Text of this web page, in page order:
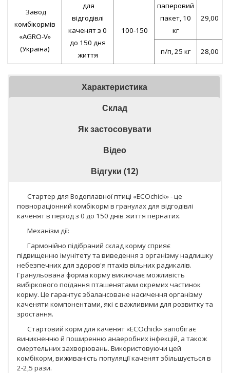
Завод
комбікормів
«AGRO-V»
(Україна)
для
відгодівлі
каченят з 0
до 150 дня
життя
100-150
паперовий
пакет, 10
кг
29,00
п/п, 25 кг 28,00
Характеристика
Склад
Як застосовувати
Відео
Відгуки (12)
Стартер для Водоплавної птиці «EСОchick» - це
повнораціонний комбікорм в гранулах для відгодівлі
каченят в період з 0 до 150 днів життя пернатих.
Механізм дії:
Гармонійно підібраний склад корму сприяє
підвищенню імунітету та виведення з організму надлишку
небезпечних для здоров'я птахів вільних радикалів.
Гранульована форма корму виключає можливість
вибіркового поїдання пташенятами окремих частинок
корму. Це гарантує збалансоване насичення організму
каченяти компонентами, які є важливими для розвитку та
зростання.
Стартовий корм для каченят «EСОchick» запобігає
виникненню й поширенню анаеробних інфекцій, а також
смертельних захворювань. Використовуючи цей
комбікорм, виживаність популяції каченят збільшується в
2-2,5 рази.